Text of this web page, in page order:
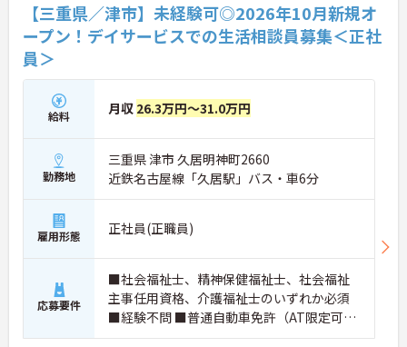
【三重県／津市】未経験可◎2026年10月新規オ
ープン！デイサービスでの生活相談員募集＜正社
員＞
給料 月収 26.3万円～31.0万円
勤務地
三重県 津市 久居明神町2660
近鉄名古屋線「久居駅」バス・車6分
雇用形態 正社員(正職員)
応募要件
■社会福祉士、精神保健福祉士、社会福祉
主事任用資格、介護福祉士のいずれか必須
■経験不問 ■普通自動車免許（AT限定可）
あれば尚可